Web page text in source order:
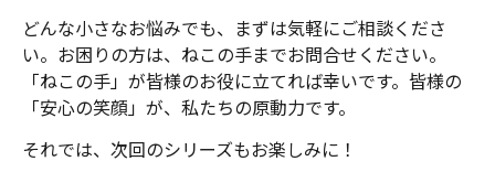
どんな小さなお悩みでも、まずは気軽にご相談くださ
い。お困りの方は、ねこの手までお問合せください。
「ねこの手」が皆様のお役に立てれば幸いです。皆様の
「安心の笑顔」が、私たちの原動力です。
それでは、次回のシリーズもお楽しみに！